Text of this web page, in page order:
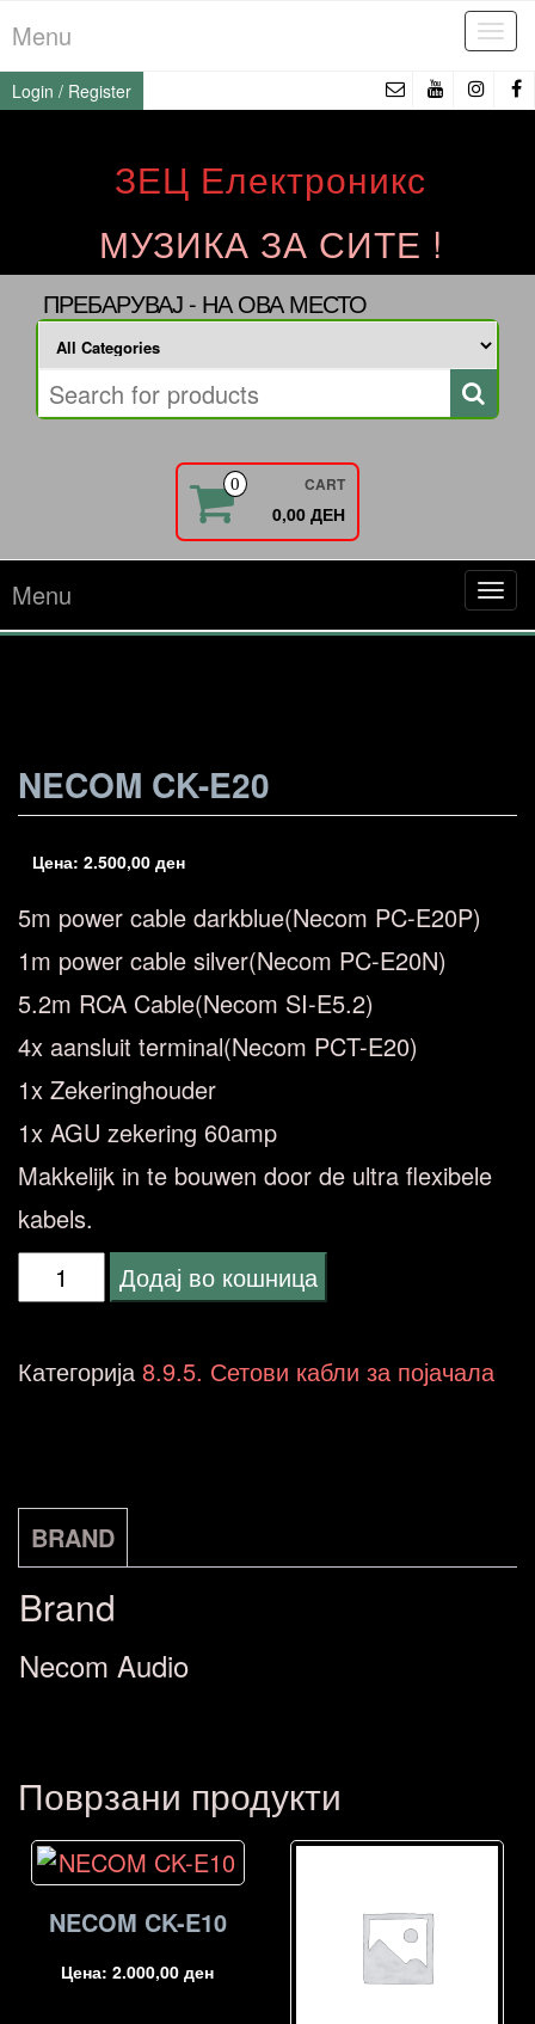
to
the
content
Menu
Login / Register
ЗЕЦ Електроникс
МУЗИКА ЗА СИТЕ !
ПРЕБАРУВАЈ - НА ОВА МЕСТО
0 CART
0,00 ДЕН
Menu
NECOM CK-E20
Цена: 2.500,00 ден
5m power cable darkblue(Necom PC-E20P)
1m power cable silver(Necom PC-E20N)
5.2m RCA Cable(Necom SI-E5.2)
4x aansluit terminal(Necom PCT-E20)
1x Zekeringhouder
1x AGU zekering 60amp
Makkelijk in te bouwen door de ultra flexibele
kabels.
NECOM
E20
Додај во кошница
Категорија8.9.5. Сетови кабли за појачала
BRAND
Brand
Necom Audio
Поврзани продукти
NECOM CK-E10
Цена:2.000,00ден